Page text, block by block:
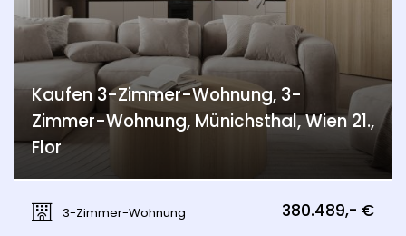
Kaufen 3-Zimmer-Wohnung, 3-
Zimmer-Wohnung, Münichsthal, Wien 21.,
Flor
3-Zimmer-Wohnung
380.489,- €